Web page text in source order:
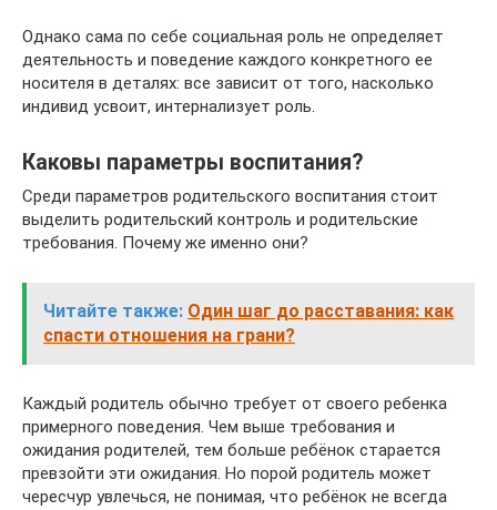
Однако сама по себе социальная роль не определяет
деятельность и поведение каждого конкретного ее
носителя в деталях: все зависит от того, насколько
индивид усвоит, интернализует роль.
Каковы параметры воспитания?
Среди параметров родительского воспитания стоит
выделить родительский контроль и родительские
требования. Почему же именно они?
Читайте также: Один шаг до расставания: как
спасти отношения на грани?
Каждый родитель обычно требует от своего ребенка
примерного поведения. Чем выше требования и
ожидания родителей, тем больше ребёнок старается
превзойти эти ожидания. Но порой родитель может
чересчур увлечься, не понимая, что ребёнок не всегда